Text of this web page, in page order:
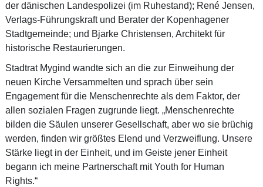
der dänischen Landespolizei (im Ruhestand); René Jensen,
Verlags-Führungskraft und Berater der Kopenhagener
Stadtgemeinde; und Bjarke Christensen, Architekt für
historische Restaurierungen.
Stadtrat Mygind wandte sich an die zur Einweihung der
neuen Kirche Versammelten und sprach über sein
Engagement für die Menschenrechte als dem Faktor, der
allen sozialen Fragen zugrunde liegt. „Menschenrechte
bilden die Säulen unserer Gesellschaft, aber wo sie brüchig
werden, finden wir größtes Elend und Verzweiflung. Unsere
Stärke liegt in der Einheit, und im Geiste jener Einheit
begann ich meine Partnerschaft mit Youth for Human
Rights.“